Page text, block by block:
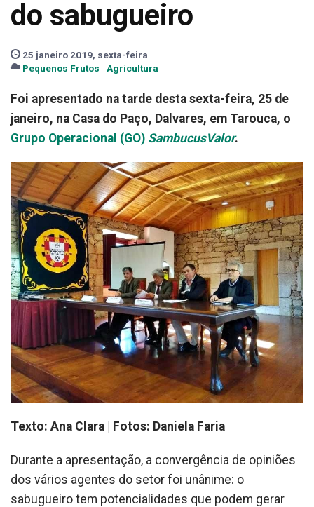
do sabugueiro
25 janeiro 2019, sexta-feira
Pequenos Frutos
Agricultura
Foi apresentado na tarde desta sexta-feira, 25 de
janeiro, na Casa do Paço, Dalvares, em Tarouca, o
Grupo Operacional (GO) SambucusValor.
Texto: Ana Clara | Fotos: Daniela Faria
Durante a apresentação, a convergência de opiniões
dos vários agentes do setor foi unânime: o
sabugueiro tem potencialidades que podem gerar